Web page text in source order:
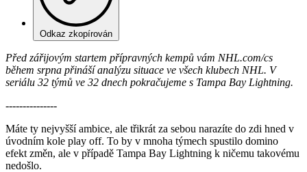
Odkaz zkopírován
Před zářijovým startem přípravných kempů vám NHL.com/cs
během srpna přináší analýzu situace ve všech klubech NHL. V
seriálu 32 týmů ve 32 dnech pokračujeme s Tampa Bay Lightning.
---------------
Máte ty nejvyšší ambice, ale třikrát za sebou narazíte do zdi hned v
úvodním kole play off. To by v mnoha týmech spustilo domino
efekt změn, ale v případě Tampa Bay Lightning k ničemu takovému
nedošlo.